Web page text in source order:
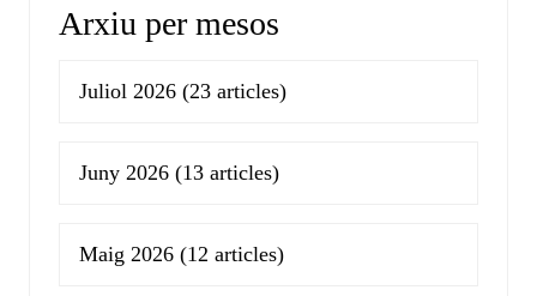
Arxiu per mesos
Juliol 2026 (23 articles)
Juny 2026 (13 articles)
Maig 2026 (12 articles)